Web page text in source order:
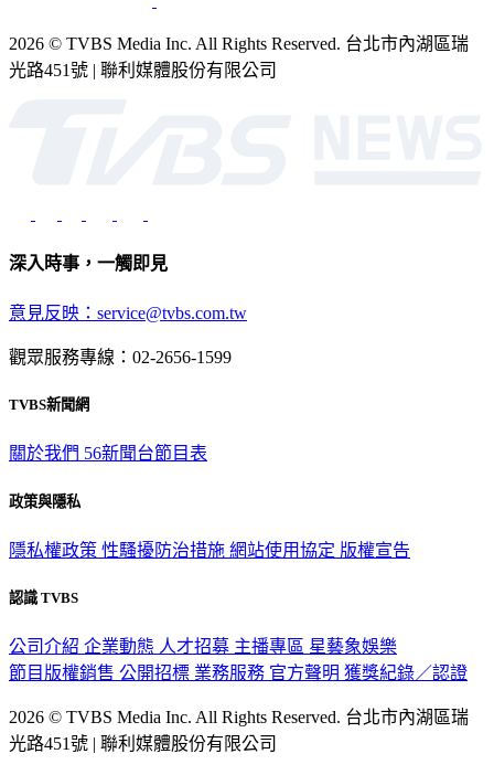
2026 © TVBS Media Inc. All Rights Reserved. 台北市內湖區瑞
光路451號 | 聯利媒體股份有限公司
深入時事，一觸即見
意見反映：service@tvbs.com.tw
觀眾服務專線：02-2656-1599
TVBS新聞網
關於我們 56新聞台節目表
政策與隱私
隱私權政策 性騷擾防治措施 網站使用協定 版權宣告
認識 TVBS
公司介紹 企業動態 人才招募 主播專區 星藝象娛樂
節目版權銷售 公開招標 業務服務 官方聲明 獲獎紀錄／認證
2026 © TVBS Media Inc. All Rights Reserved. 台北市內湖區瑞
光路451號 | 聯利媒體股份有限公司